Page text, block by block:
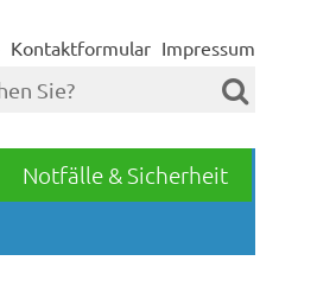
Kontaktformular Impressum
Notfälle & Sicherheit